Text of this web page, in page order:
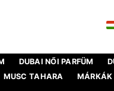
DUBAI NŐI PARFÜM
MUSC TAHARA MÁRKÁK